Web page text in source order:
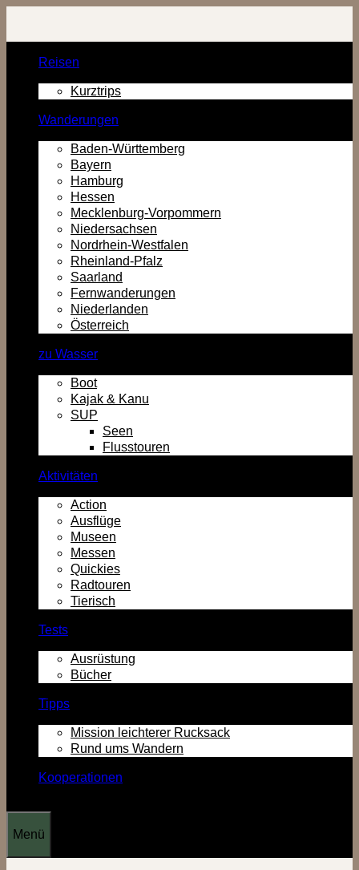
Inhalt
Reisen
Kurztrips
Wanderungen
Baden-Württemberg
Bayern
Hamburg
Hessen
Mecklenburg-Vorpommern
Niedersachsen
Nordrhein-Westfalen
Rheinland-Pfalz
Saarland
Fernwanderungen
Niederlanden
Österreich
zu Wasser
Boot
Kajak & Kanu
SUP
Seen
Flusstouren
Aktivitäten
Action
Ausflüge
Museen
Messen
Quickies
Radtouren
Tierisch
Tests
Ausrüstung
Bücher
Tipps
Mission leichterer Rucksack
Rund ums Wandern
Kooperationen
Menü